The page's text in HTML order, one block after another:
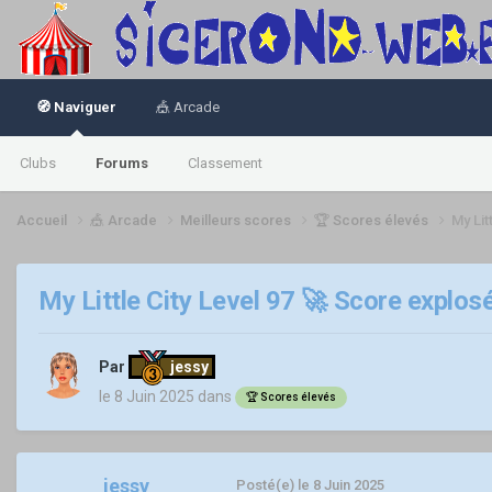
🧭 Naviguer
Clubs Forums Classement
🎪 Arcade
Accueil 🎪 Arcade Meilleurs scores 🏆 Scores élevés My
My Little City Level 97 🚀 Score
Par
jessy
le 8 Juin 2025 dans 🏆 Scores élevés
jessy Posté(e) le 8 Juin 2025